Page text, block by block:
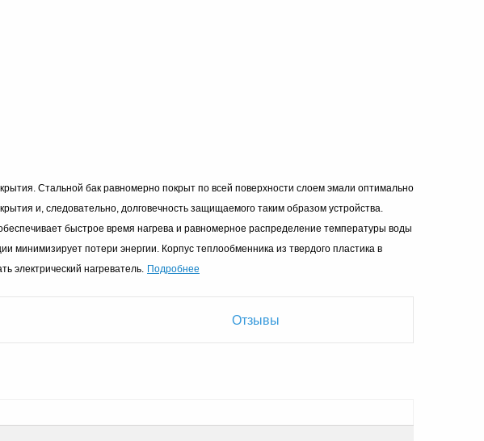
Стальной бак равномерно покрыт по всей поверхности слоем эмали оптимально
и, следовательно, долговечность защищаемого таким образом устройства.
быстрое время нагрева и равномерное распределение температуры воды
минимизирует потери энергии. Корпус теплообменника из твердого пластика в
электрический нагреватель. Подробнее
Отзывы